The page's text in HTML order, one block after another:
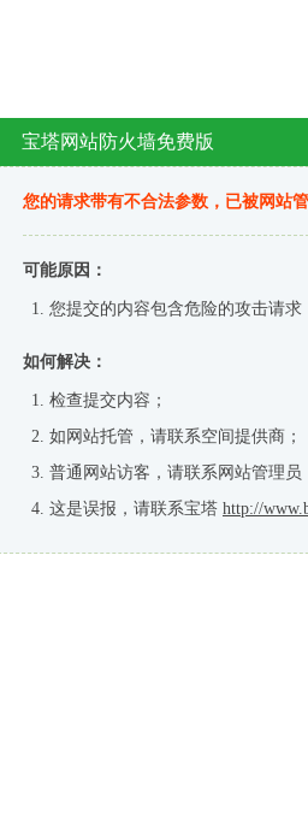
宝塔网站防火墙免费版
您的请求带有不合法参数，已被网站
可能原因：
您提交的内容包含危险的攻击请求
如何解决：
检查提交内容；
如网站托管，请联系空间提供商；
普通网站访客，请联系网站管理员
这是误报，请联系宝塔 http://